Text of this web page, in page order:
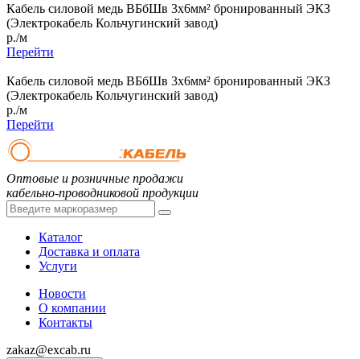
Кабель силовой медь ВБбШв 3x6мм² бронированный ЭКЗ
(Электрокабель Кольчугинский завод)
р./м
Перейти
Кабель силовой медь ВБбШв 3x6мм² бронированный ЭКЗ
(Электрокабель Кольчугинский завод)
р./м
Перейти
Оптовые и розничные продажи
кабельно-проводниковой продукции
Каталог
Доставка и оплата
Услуги
Новости
О компании
Контакты
zakaz@excab.ru